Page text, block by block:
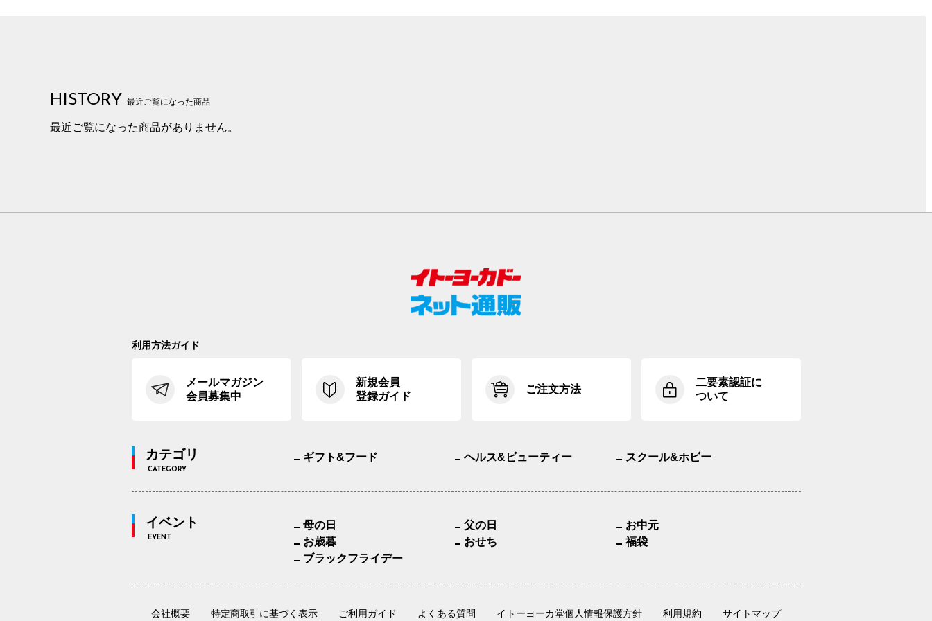
HISTORY 最近ご覧になった商品
最近ご覧になった商品がありません。
利用方法ガイド
メールマガジン
会員募集中
新規会員
登録ガイド
ご注文方法
二要素認証に
ついて
カテゴリ
CATEGORY
ギフト&フード ヘルス&ビューティー スクール&ホビー
イベント
EVENT
母の日 父の日
お中元
お歳暮
おせち
福袋
ブラックフライデー
会社概要 特定商取引に基づく表示 ご利用ガイド よくある質問 イトーヨーカ堂個人情報保護方針 利用規約 サイトマップ